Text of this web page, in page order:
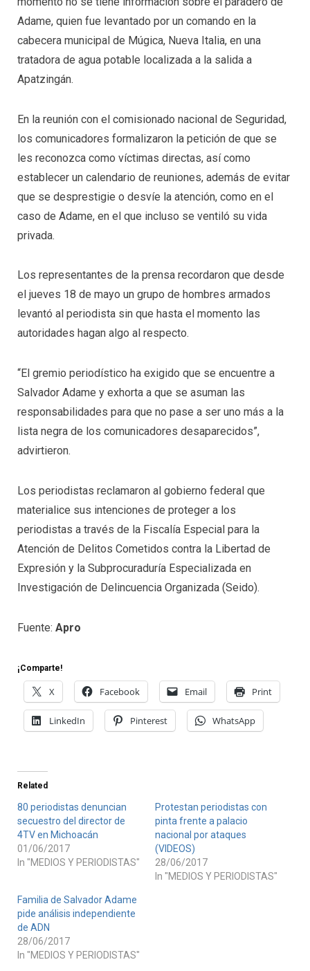
Adame, quien fue levantado por un comando en la
cabecera municipal de Múgica, Nueva Italia, en una
tratadora de agua potable localizada a la salida a
Apatzingán.
En la reunión con el comisionado nacional de Seguridad,
los comunicadores formalizaron la petición de que se
les reconozca como víctimas directas, así como
establecer un calendario de reuniones, además de evitar
que se desprestigie o desvíe la atención, como en el
caso de Adame, en el que incluso se ventiló su vida
privada.
Los representantes de la prensa recordaron que desde
el jueves 18 de mayo un grupo de hombres armados
levantó al periodista sin que hasta el momento las
autoridades hagan algo al respecto.
“El gremio periodístico ha exigido que se encuentre a
Salvador Adame y exhorta a que se asuman las
responsabilidades para que no pase a ser uno más a la
lista negra de los comunicadores desaparecidos”,
advirtieron.
Los periodistas reclamaron al gobierno federal que
materialice sus intenciones de proteger a los
periodistas a través de la Fiscalía Especial para la
Atención de Delitos Cometidos contra la Libertad de
Expresión​ y la Subprocuraduría Especializada en
Investigación de Delincuencia Organizada (Seido).
Fuente: Apro
¡Comparte!
X Facebook Email Print
LinkedIn Pinterest WhatsApp
Related
80 periodistas denuncian
secuestro del director de
4TV en Michoacán
01/06/2017
In "MEDIOS Y PERIODISTAS"
Protestan periodistas con
pinta frente a palacio
nacional por ataques
(VIDEOS)
28/06/2017
In "MEDIOS Y PERIODISTAS"
Familia de Salvador Adame
pide análisis independiente
de ADN
28/06/2017
In "MEDIOS Y PERIODISTAS"